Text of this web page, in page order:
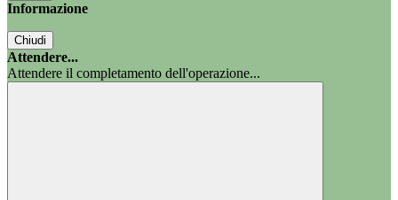
Informazione
Chiudi
Attendere...
Attendere il completamento dell'operazione...